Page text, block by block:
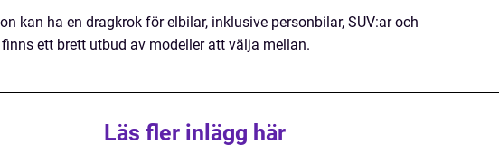
kan ha en dragkrok för elbilar, inklusive personbilar, SUV:ar och
ett brett utbud av modeller att välja mellan.
Läs fler inlägg här